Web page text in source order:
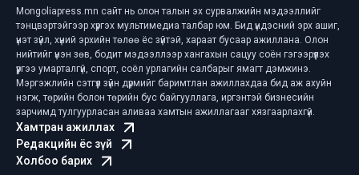
Mongoliapress.mn сайт нь олон талын эх сурвалжийн мэдээллийг
тэнцвэртэйгээр хүргэх мультимедиа талбар юм. Бид үндэсний эрх ашиг,
үнэт зүйл, хүний эрхийн төлөө ёс зүйтэй, хараат бусаар ажиллана. Олон
нийтийг үнэн зөв, бодит мэдээллээр хангахын сацуу соён гэгээрүүлэх
үүргээ умарталгүй, спорт, соёл урлагийн салбарыг ямагт дэмжинэ.
Мэргэжлийн сэтгүүл зүйн дүрмийг баримтлан ажиллахдаа бид аж ахуйн
нэгж, төрийн болон төрийн бус байгууллага, иргэнтэй бизнесийн
зарчимд тулгуурласан аливаа хамтын ажиллагааг хязгаарлахгүй.
Хамтран ажиллах
Редакцийн ёс зүй
Холбоо барих